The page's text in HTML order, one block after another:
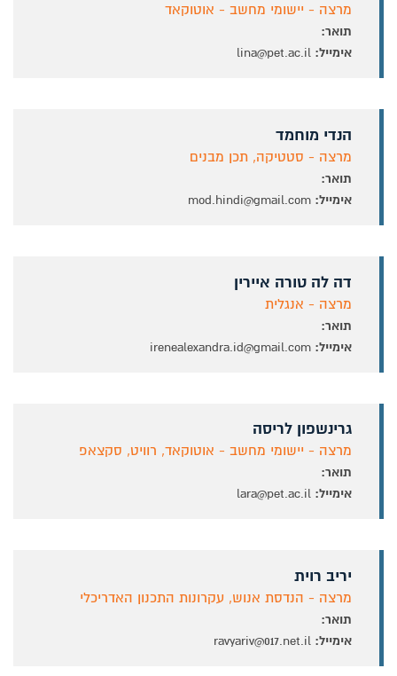
מרצה - יישומי מחשב - אוטוקאד
תואר:
אימייל:lina@pet.ac.il
הנדי מוחמד
מרצה - סטטיקה, תכן מבנים
תואר:
אימייל:mod.hindi@gmail.com
דה לה טורה איירין
מרצה - אנגלית
תואר:
אימייל:irenealexandra.id@gmail.com
גרינשפון לריסה
מרצה - יישומי מחשב - אוטוקאד, רוויט, סקצאפ
תואר:
אימייל:lara@pet.ac.il
יריב רוית
מרצה - הנדסת אנוש, עקרונות התכנון האדריכלי
תואר:
אימייל:ravyariv@017.net.il